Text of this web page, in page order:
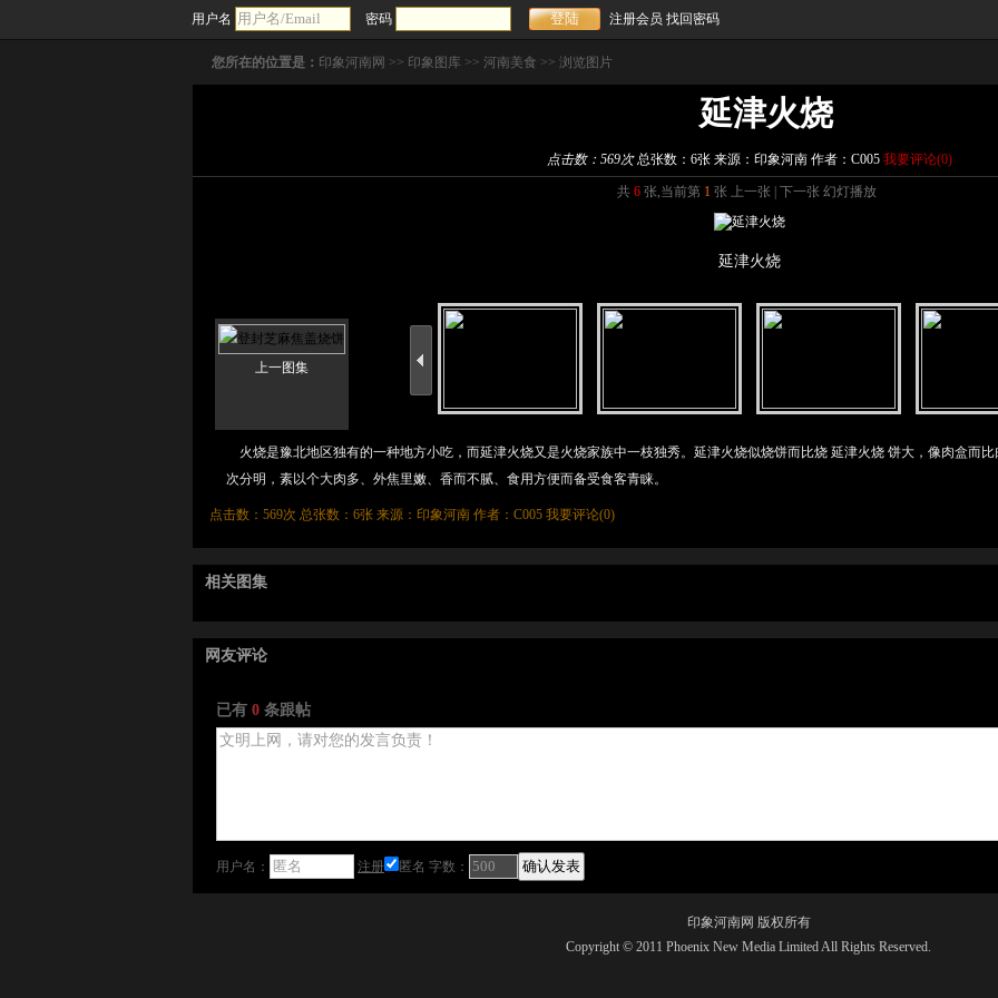
用户名 密码 注册会员 找回密码
您所在的位置是： 印象河南网 >> 印象图库 >> 河南美食 >> 浏览图片
延津火烧
点击数： 569次总张数：6张 来源：印象河南 作者：C005 我要评论(0)
上一图集
共 6 张,当前第 1 张 上一张 下一张 幻灯播放
延津火烧
火烧是豫北地区独有的一种地方小吃，而延津火烧又是火烧家族中一枝独秀。延津火烧似烧饼而比烧 延津火烧 饼大，像肉盒而
次分明，素以个大肉多、外焦里嫩、香而不腻、食用方便而备受食客青睐。
点击数： 569次 总张数：6张 来源：印象河南 作者：C005 我要评论(0)
相关图集
网友评论
已有 0 条跟帖
用户名： 注册 匿名 字数：
印象河南网 版权所有
Copyright © 2011 Phoenix New Media Limited All Rights Reserved.